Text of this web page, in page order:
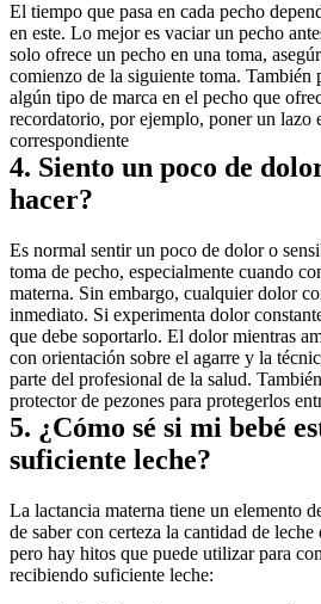
El tiempo que pasa en cada pecho
en este. Lo mejor es vaciar un pecho
solo ofrece un pecho en una toma,
comienzo de la siguiente toma. También
algún tipo de marca en el pecho que
recordatorio, por ejemplo, poner un lazo
correspondiente
4. Siento un poco de
hacer?
Es normal sentir un poco de dolor o
toma de pecho, especialmente cuando
materna. Sin embargo, cualquier dolor
inmediato. Si experimenta dolor
que debe soportarlo. El dolor mientras
con orientación sobre el agarre y la
parte del profesional de la salud.
protector de pezones para protegerlos
5. ¿Cómo sé si mi bebé
suficiente leche?
La lactancia materna tiene un elemento
de saber con certeza la cantidad de
pero hay hitos que puede utilizar para
recibiendo suficiente leche: